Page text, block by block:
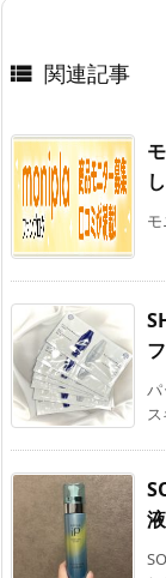
 関連記事